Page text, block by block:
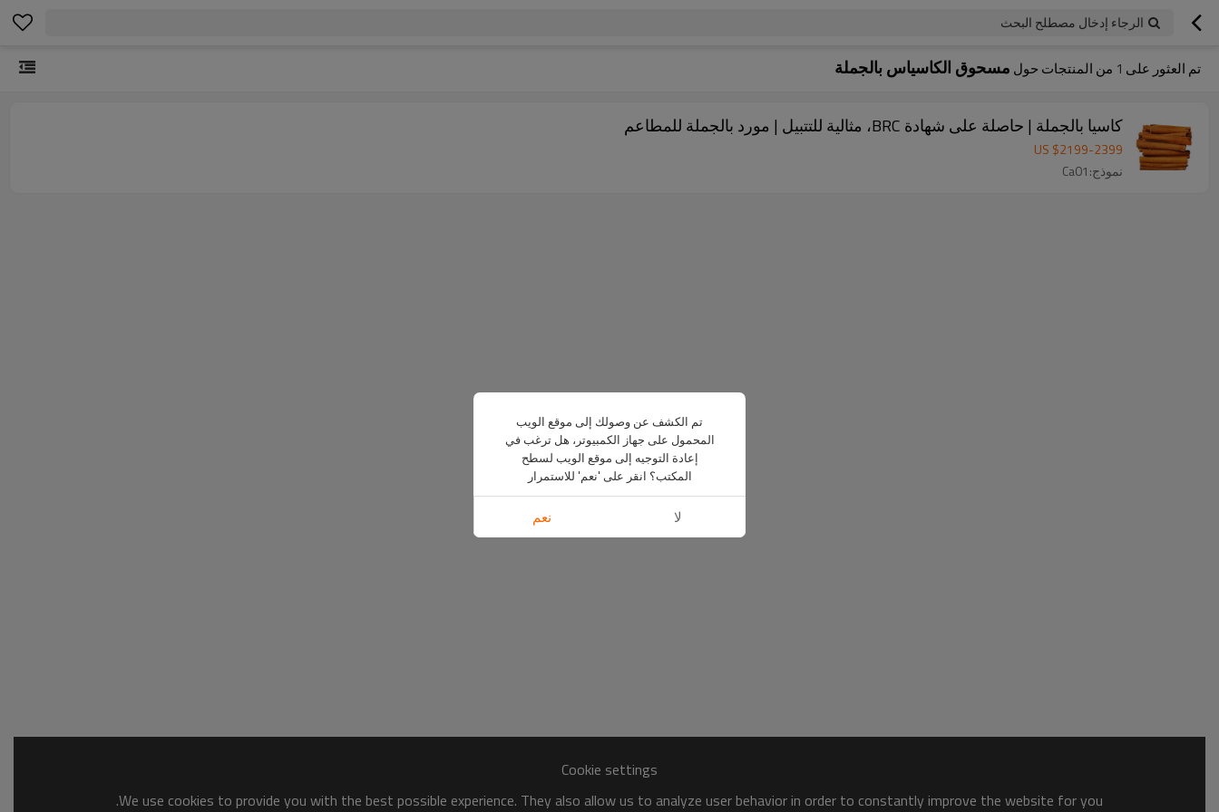
الرجاء إدخال مصطلح البحث
تم العثور على 1 من المنتجات حول مسحوق الكاسياس بالجملة
كاسيا بالجملة | حاصلة على شهادة BRC، مثالية للتتبيل | مورد بالجملة للمطاعم
US $2199-2399
نموذج:Ca01
Cookie settings
We use cookies to provide you with the best possible experience. They also allow us to analyze user behavior in order to constantly improve the website for you.
تم الكشف عن وصولك إلى موقع الويب
المحمول على جهاز الكمبيوتر، هل ترغب في
إعادة التوجيه إلى موقع الويب لسطح
المكتب؟ انقر على 'نعم' للاستمرار
لا نعم